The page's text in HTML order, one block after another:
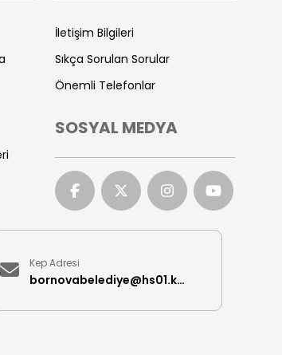
İletişim Bilgileri
Sıkça Sorulan Sorular
Önemli Telefonlar
SOSYAL MEDYA
Kep Adresi
bornovabelediye@hs01.kep.tr